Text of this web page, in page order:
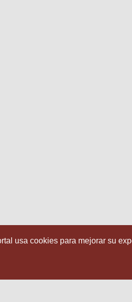
usa cookies para mejorar su